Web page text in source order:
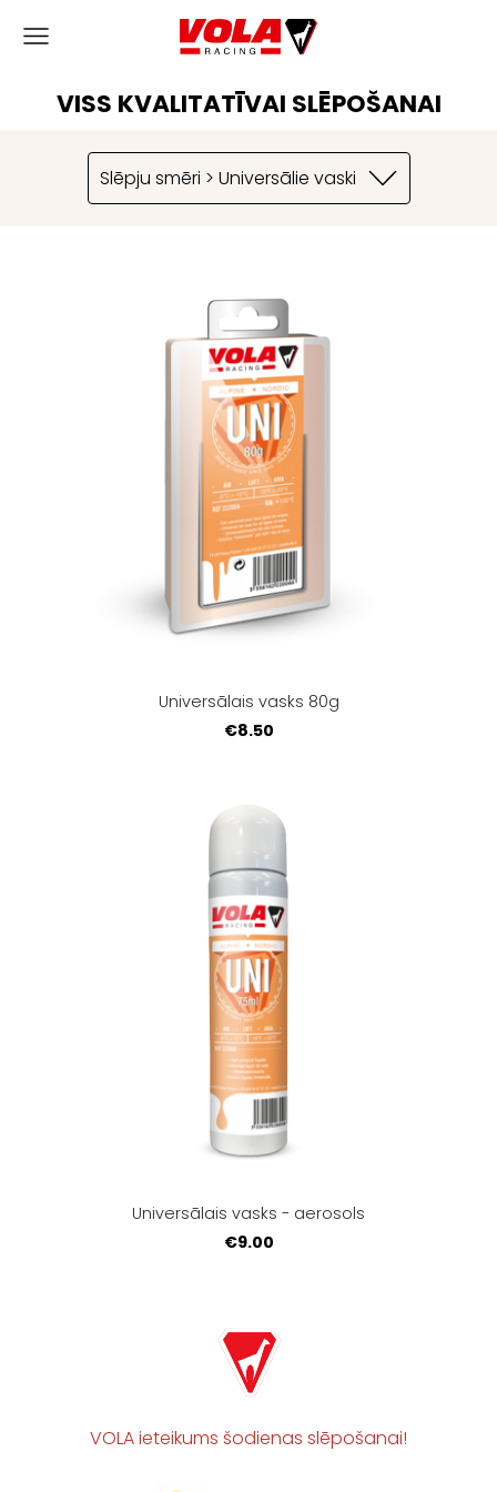
VISS KVALITATĪVAI SLĒPOŠANAI
Slēpju smēri > Universālie vaski
VOLA ieteikums šodienas slēpošanai!
Universālais vasks 80g
€8.50
Universālais vasks - aerosols
€9.00